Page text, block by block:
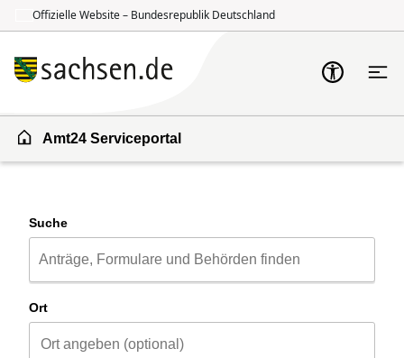
Offizielle Website – Bundesrepublik Deutschland
Amt24 Serviceportal
Suche
Ort